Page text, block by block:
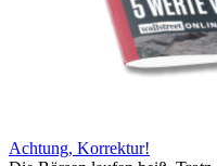
Achtung, Korrektur!